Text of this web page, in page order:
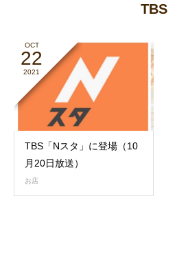
TBS
OCT
22
2021
TBS「Nスタ」に登場（10
月20日放送）
お店